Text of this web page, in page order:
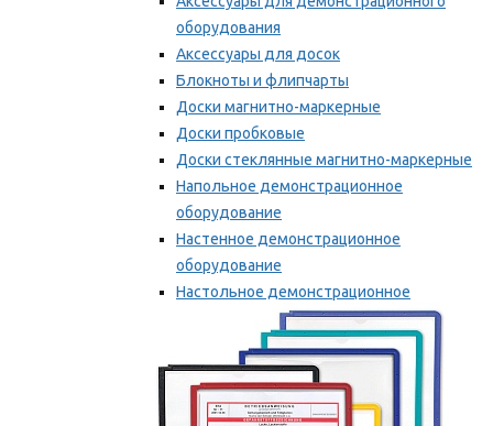
оборудования
Аксессуары для досок
Блокноты и флипчарты
Доски магнитно-маркерные
Доски пробковые
Доски стеклянные магнитно-маркерные
Напольное демонстрационное
оборудование
Настенное демонстрационное
оборудование
Настольное демонстрационное
оборудование
Мы рекомендуем